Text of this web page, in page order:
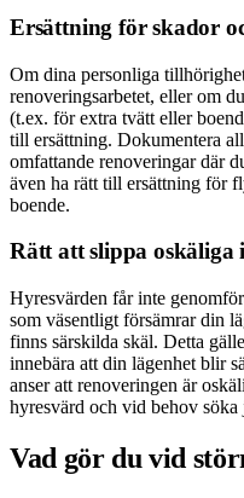
Ersättning för skador
Om dina personliga
renoveringsarbetet, eller om
(t.ex. för extra tvätt eller
till ersättning. Dokumentera
omfattande renoveringar där
även ha rätt till ersättning för
boende.
Rätt att slippa oskäliga
Hyresvärden får inte
som väsentligt försämrar din
finns särskilda skäl. Detta
innebära att din lägenhet blir
anser att renoveringen är
hyresvärd och vid behov
Vad gör du vid